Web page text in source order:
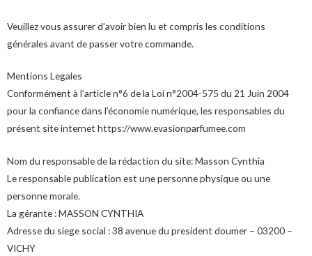
Veuillez vous assurer d’avoir bien lu et compris les conditions
générales avant de passer votre commande.
Mentions Legales
Conformément à l’article n°6 de la Loi n°2004-575 du 21 Juin 2004
pour la confiance dans l’économie numérique, les responsables du
présent site internet https://www.evasionparfumee.com
Nom du responsable de la rédaction du site: Masson Cynthia
Le responsable publication est une personne physique ou une
personne morale.
La gérante : MASSON CYNTHIA
Adresse du siege social : 38 avenue du president doumer – 03200 –
VICHY